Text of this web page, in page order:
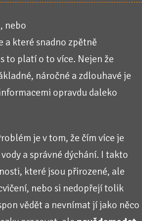
nebo
a které snadno zpětně
to platí o to více. Nejen že
náročné a zdlouhavé je
opravdu daleko
je v tom, že čím více je
a správné dýchání. I takto
které jsou přirozené, ale
nebo si nedopřejí tolik
vědět a nevnímat jí jako něco